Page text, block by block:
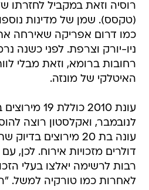
רוסיה וזאת במקביל
(טקסס). שמן של מדינות
כמו דרום אפריקה שאירחה
ניו-יורק וצרפת. לפני כשנה
רחובות ברומא, וזאת מבלי
האיטלקי של מונזה.
עונת 2010
לנובמבר, ואקלסטון רוצה
עונה בת 20 מירוצים
דולרים מזכויות אירוח. לכן,
רבות לרשימה יאלצו בעלי
לאחרות כמו טורקיה למשל.